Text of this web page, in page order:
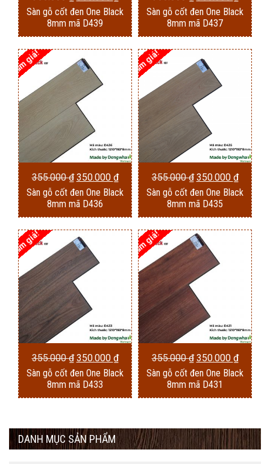
gốc
355.000 ₫.
hiện
là:
350.000 ₫.
Sàn gỗ cốt đen One Black
8mm mã D439
gốc
355.000 ₫.
hiện
là:
Sàn gỗ cốt đen One Black
8mm mã D437
Giảm giá!
355.000₫ Giá
gốc
355.000 ₫.
350.000 ₫Giá
hiện
là:
350.000 ₫.
Sàn gỗ cốt đen One Black
8mm mã D436
Giảm giá!
355.000₫ Giá
gốc
355.000 ₫.
350.000 ₫Giá
hiện
là:
Sàn gỗ cốt đen One Black
8mm mã D435
Giảm giá!
355.000₫ Giá
gốc
350.000 ₫Giá
hiện
350.000 ₫.
Sàn gỗ cốt đen One Black
8mm mã D433
Giảm giá!
355.000₫ Giá
gốc
350.000 ₫Giá
hiện
Sàn gỗ cốt đen One Black
8mm mã D431
DANH MỤC SẢN PHẨM